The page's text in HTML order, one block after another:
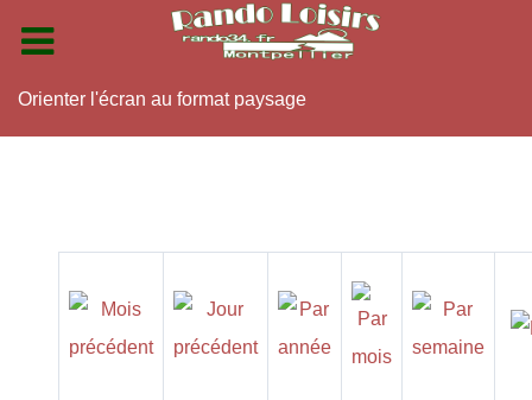
Orienter l'écran au format paysage